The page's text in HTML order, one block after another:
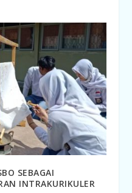
SEBAGAI
INTRAKURIKULER